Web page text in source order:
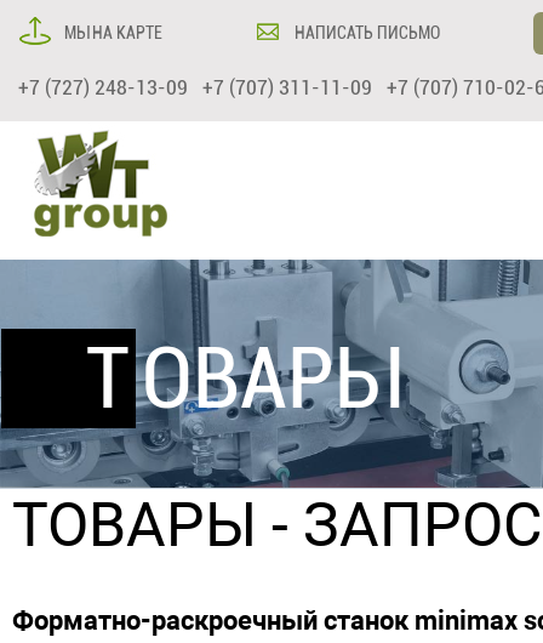
МЫ НА КАРТЕ НАПИСАТЬ ПИСЬМО
+7 (727) 248-13-09 +7 (707) 311-11-09 +7 (707) 710-02-
ТОВАРЫ
ТОВАРЫ -
Форматно-раскроечный станок minimax